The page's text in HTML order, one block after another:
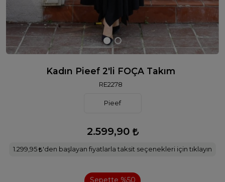
Kadın Pieef 2'li FOÇA Takım
RE2278
Pieef
2.599,90
1.299,95 'den başlayan fiyatlarla taksit seçenekleri için tıklayın
Sepette %50